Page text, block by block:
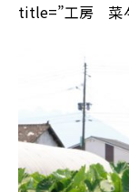
title=”工房 菜